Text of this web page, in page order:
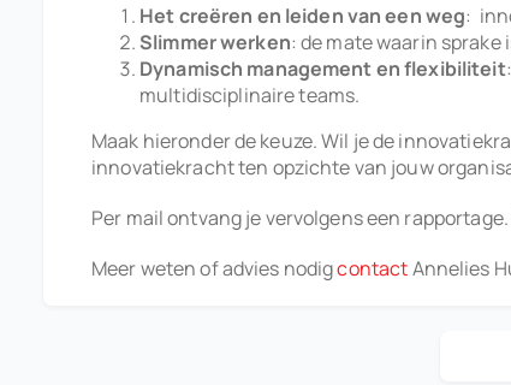
Het creëren en leiden van een weg:
Slimmer werken: de mate waarin sprake
Dynamisch management en flexibiliteit
multidisciplinaire teams.
Maak hieronder de keuze. Wil je de
innovatiekracht ten opzichte van jouw
Per mail ontvang je vervolgens een
Meer weten of advies nodigcontactAnnelies